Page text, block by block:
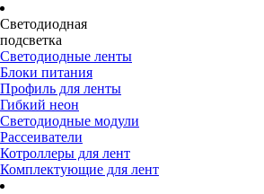
Светодиодная
подсветка
Светодиодные ленты
Блоки питания
Профиль для ленты
Гибкий неон
Светодиодные модули
Рассеиватели
Котроллеры для лент
Комплектующие для лент